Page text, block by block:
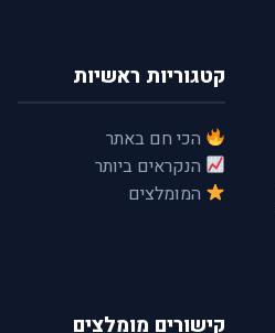
קטגוריות ראשיות
הכי חם באתר
הנקראים ביותר
המומלצים
קישורים מומלצים